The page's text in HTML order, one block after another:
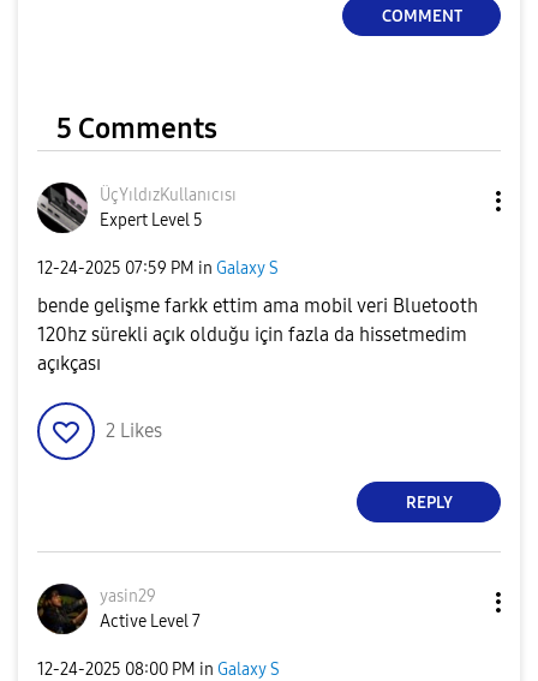
COMMENT
5 Comments
ÜçYıldızKullanıcısı
Expert Level 5
‎12-24-2025 07:59 PM in Galaxy S
bende gelişme farkk ettim ama mobil veri Bluetooth
120hz sürekli açık olduğu için fazla da hissetmedim
açıkçası
2 Likes
REPLY
yasin29
Active Level 7
‎12-24-2025 08:00 PM in Galaxy S